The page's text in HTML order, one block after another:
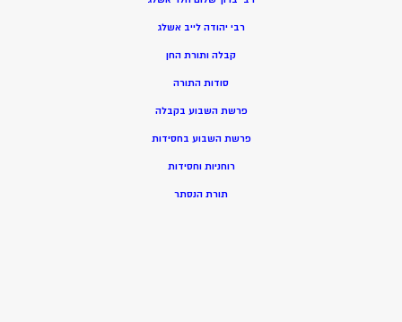
רבי יהודה לייב אשלג
קבלה ותורת החן
סודות התורה
פרשת השבוע בקבלה
פרשת השבוע בחסידות
רוחניות וחסידות
תורת הנסתר